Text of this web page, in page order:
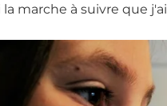
la marche à suivre que